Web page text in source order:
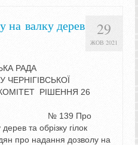
29
ЖОВ 2021
на валку дерев
РАДА
РІШЕННЯ 26
139 Про
та обрізку гілок
про надання дозволу на